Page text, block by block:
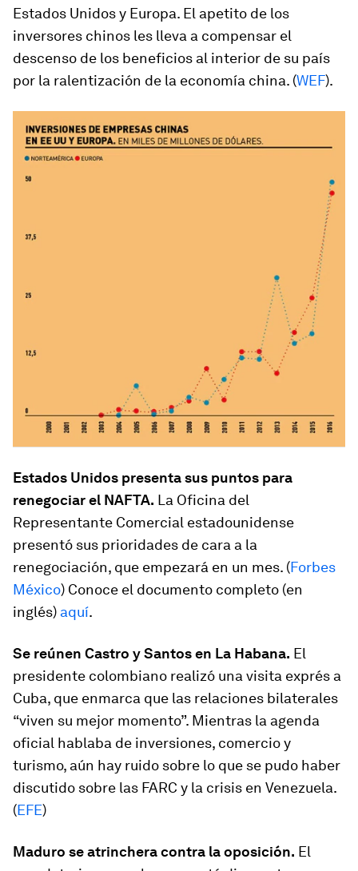
Estados Unidos y Europa. El apetito de los
inversores chinos les lleva a compensar el
descenso de los beneficios al interior de su país
por la ralentización de la economía china. (WEF).
Estados Unidos presenta sus puntos para
renegociar el NAFTA. La Oficina del
Representante Comercial estadounidense
presentó sus prioridades de cara a la
renegociación, que empezará en un mes. (Forbes
México) Conoce el documento completo (en
inglés) aquí.
Se reúnen Castro y Santos en La Habana. El
presidente colombiano realizó una visita exprés a
Cuba, que enmarca que las relaciones bilaterales
“viven su mejor momento”. Mientras la agenda
oficial hablaba de inversiones, comercio y
turismo, aún hay ruido sobre lo que se pudo haber
discutido sobre las FARC y la crisis en Venezuela.
(EFE)
Maduro se atrinchera contra la oposición. El